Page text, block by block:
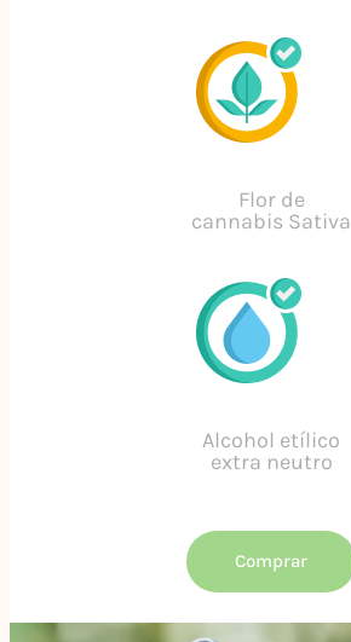
Flor de
cannabis Sativa
Alcohol etílico
extra neutro
Comprar